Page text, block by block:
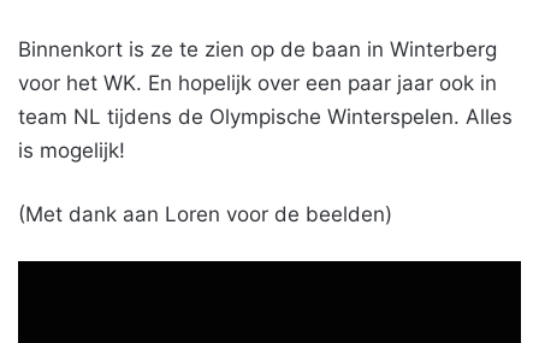
Binnenkort is ze te zien op de baan in Winterberg
voor het WK. En hopelijk over een paar jaar ook in
team NL tijdens de Olympische Winterspelen. Alles
is mogelijk!
(Met dank aan Loren voor de beelden)